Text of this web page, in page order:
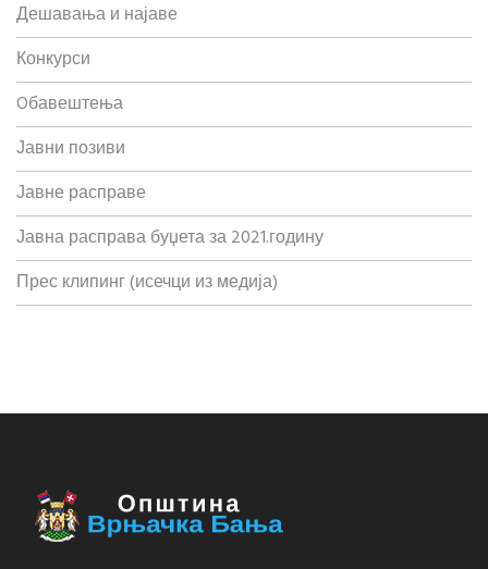
Дешавања и најаве
Конкурси
Oбавештења
Јавни позиви
Јавне расправе
Јавна расправа буџета за 2021.годину
Прес клипинг (исечци из медија)